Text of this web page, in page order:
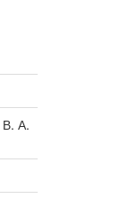
В. А.